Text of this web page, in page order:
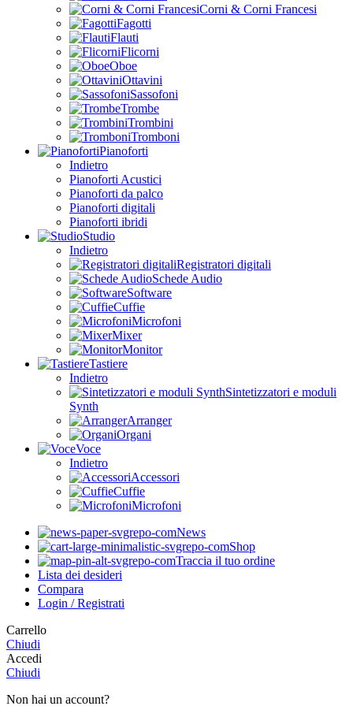
Corni & Corni Francesi
Fagotti
Flauti
Flicorni
Oboe
Ottavini
Sassofoni
Trombe
Trombini
Tromboni
Pianoforti
Indietro
Pianoforti Acustici
Pianoforti da palco
Pianoforti digitali
Pianoforti ibridi
Studio
Indietro
Registratori digitali
Schede Audio
Software
Cuffie
Microfoni
Mixer
Monitor
Tastiere
Indietro
Sintetizzatori e moduli
Synth
Arranger
Organi
Voce
Indietro
Accessori
Cuffie
Microfoni
News
Shop
Traccia il tuo ordine
Lista dei desideri
Compara
Login / Registrati
Carrello
Chiudi
Accedi
Chiudi
Non hai un account?